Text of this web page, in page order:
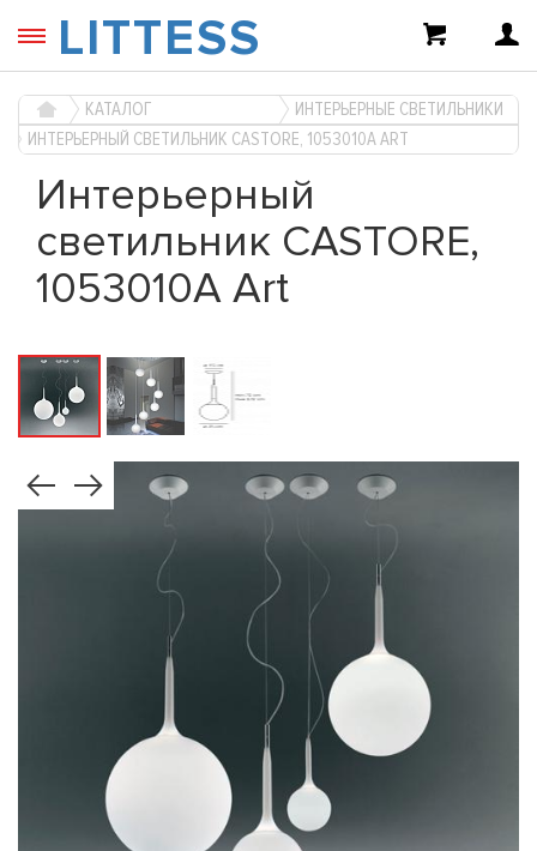
LITTESS
КАТАЛОГ
ИНТЕРЬЕРНЫЕ СВЕТИЛЬНИКИ
ИНТЕРЬЕРНЫЙ СВЕТИЛЬНИК CASTORE, 1053010A ART
Интерьерный
светильник CASTORE,
1053010A Art